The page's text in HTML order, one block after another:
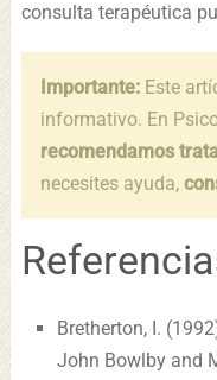
consulta terapéutica
Importante:Este
informativo. En
recomendamos
necesites ayuda,
Bretherton, I.
John Bowlby and